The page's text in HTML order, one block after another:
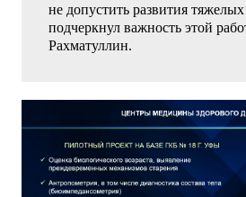
не допустить развития
подчеркнул важность этой
Рахматуллин.